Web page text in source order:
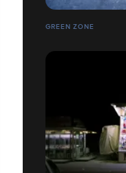
GREEN ZONE